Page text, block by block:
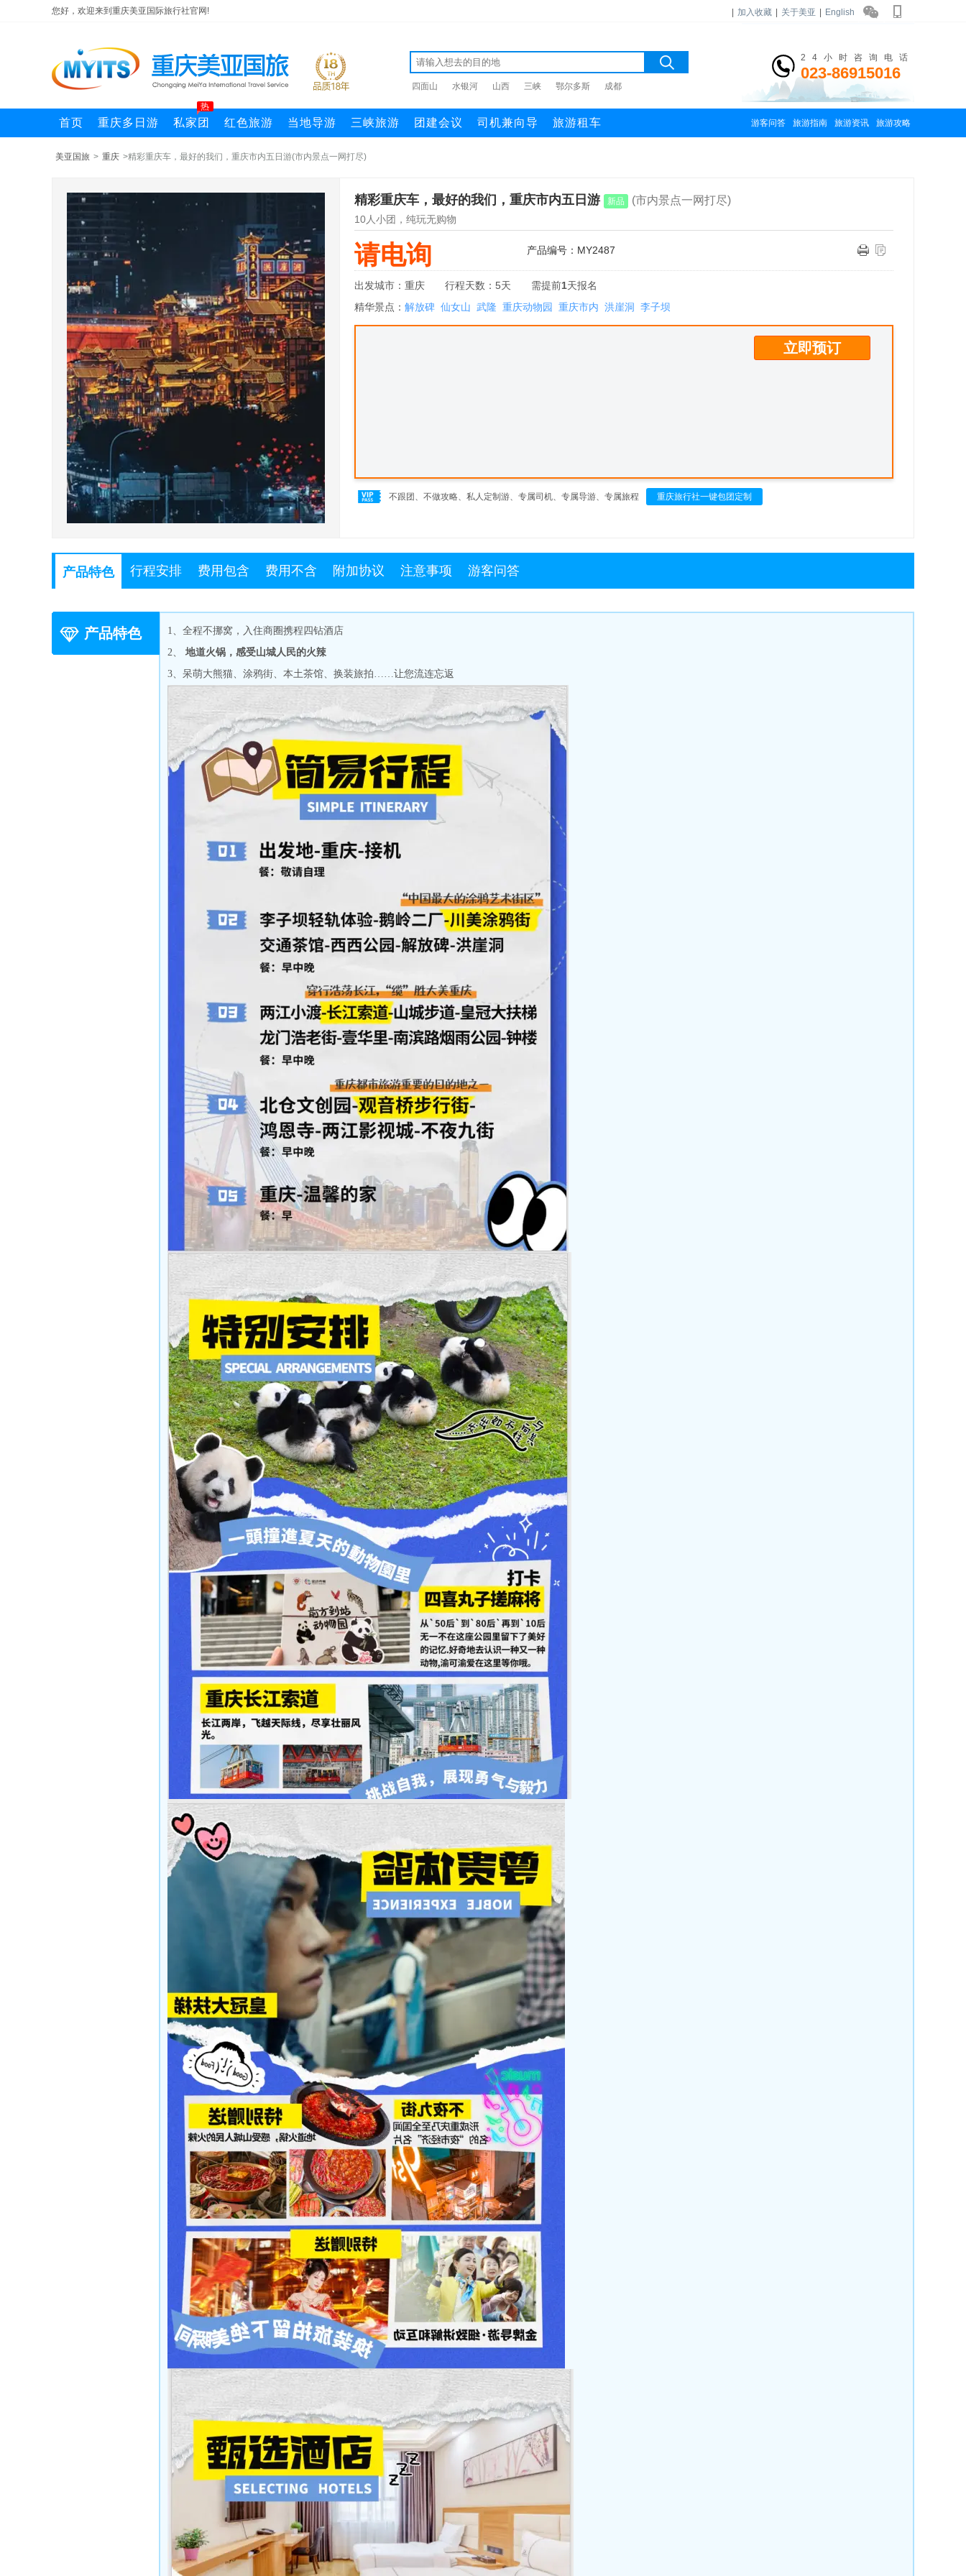
您好，欢迎来到重庆美亚国际旅行社官网! 加入收藏 关于美亚 English
四面山 水银河 山西 三峡 鄂尔多斯 成都
24小时咨询电话
023-86915016
首页 重庆多日游 私家团
热
红色旅游 当地导游 三峡旅游 团建会议 司机兼向导 旅游租车 游客问答 旅游指南 旅游资讯 旅游攻略
美亚国旅 > 重庆 >精彩重庆车，最好的我们，重庆市内五日游(市内景点一网打尽)
精彩重庆车，最好的我们，重庆市内五日游 新品 (市内景点一网打尽)
10人小团，纯玩无购物
请电询 产品编号：MY2487
出发城市：重庆 行程天数：5天 需提前1天报名
精华景点： 解放碑 仙女山 武隆 重庆动物园 重庆市内 洪崖洞 李子坝
立即预订
不跟团、不做攻略、私人定制游、专属司机、专属导游、专属旅程 重庆旅行社一键包团定制
产品特色 行程安排 费用包含 费用不含 附加协议 注意事项 游客问答
产品特色
1、全程不挪窝，入住商圈携程四钻酒店
2、 地道火锅，感受山城人民的火辣
3、呆萌大熊猫、涂鸦街、本土茶馆、换装旅拍……让您流连忘返